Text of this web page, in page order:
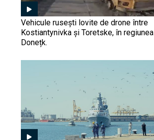
Vehicule rusești lovite de drone între
Kostiantynivka și Toretske, în regiunea
Donețk.